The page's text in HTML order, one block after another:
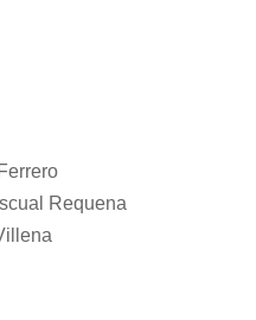
Requena